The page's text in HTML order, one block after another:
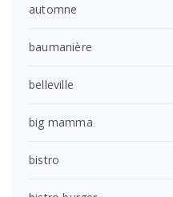
automne
baumanière
belleville
big mamma
bistro